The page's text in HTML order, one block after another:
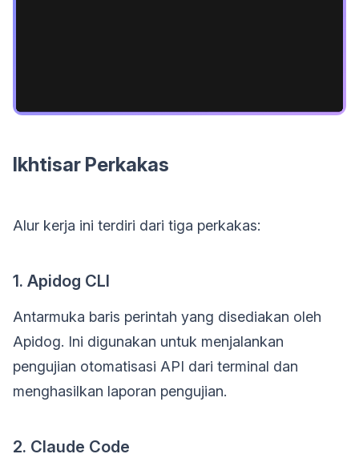
Ikhtisar Perkakas
Alur kerja ini terdiri dari tiga perkakas:
1. Apidog CLI
Antarmuka baris perintah yang disediakan oleh
Apidog. Ini digunakan untuk menjalankan
pengujian otomatisasi API dari terminal dan
menghasilkan laporan pengujian.
2. Claude Code